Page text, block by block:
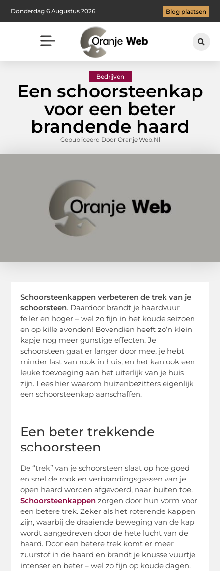
Donderdag 6 Augustus 2026 Blog plaatsen
Bedrijven
Een schoorsteenkap
voor een beter
brandende haard
Gepubliceerd Door Oranje Web.nl
Schoorsteenkappen verbeteren de trek van je
schoorsteen. Daardoor brandt je haardvuur
feller en hoger – wel zo fijn in het koude seizoen
en op kille avonden! Bovendien heeft zo’n klein
kapje nog meer gunstige effecten. Je
schoorsteen gaat er langer door mee, je hebt
minder last van rook in huis, en het kan ook een
leuke toevoeging aan het uiterlijk van je huis
zijn. Lees hier waarom huizenbezitters eigenlijk
een schoorsteenkap aanschaffen.
Een beter trekkende
schoorsteen
De “trek” van je schoorsteen slaat op hoe goed
en snel de rook en verbrandingsgassen van je
open haard worden afgevoerd, naar buiten toe.
Schoorsteenkappen zorgen door hun vorm voor
een betere trek. Zeker als het roterende kappen
zijn, waarbij de draaiende beweging van de kap
wordt aangedreven door de hete lucht van de
haard. Door een betere trek komt er meer
zuurstof in de haard en brandt je knusse vuurtje
intenser en beter – wel zo fijn op koude dagen.